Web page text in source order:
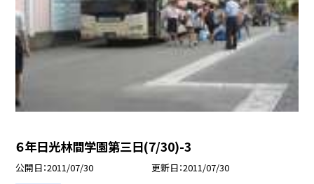
６年日光林間学園第三日(7/30)-3
公開日 2011/07/30 更新日 2011/07/30